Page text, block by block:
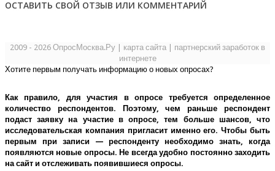
ОСТАВИТЬ СВОЙ ОТЗЫВ ИЛИ КОММЕНТАРИЙ
2009 - 2026 ОпросМосква.Ру карта сайта
партнерский заработок в
интернете
Хотите первым получать информацию о новых опросах?
Как правило, для участия в опросе требуется определенное
количество респондентов. Поэтому, чем раньше респондент
подаст заявку на участие в опросе, тем больше шансов, что
исследовательская компания пригласит именно его.Чтобы быть
первым при записи — респонденту необходимо знать, когда
появляются новые опросы. Не всегда удобно постоянно заходить
на сайт и отслеживать появившиеся опросы.